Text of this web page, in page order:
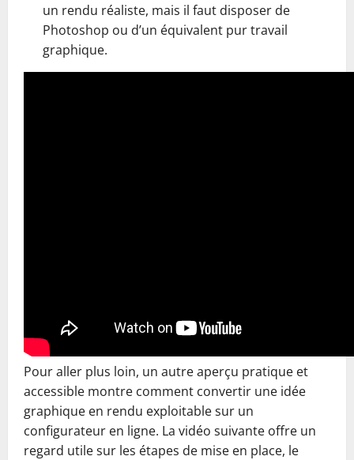
un rendu réaliste, mais il faut disposer de
Photoshop ou d’un équivalent pur travail
graphique.
Pour aller plus loin, un autre aperçu pratique et
accessible montre comment convertir une idée
graphique en rendu exploitable sur un
configurateur en ligne. La vidéo suivante offre un
regard utile sur les étapes de mise en place, le